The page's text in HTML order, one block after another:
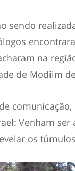
sendo
na
de Modiim
Venham
os